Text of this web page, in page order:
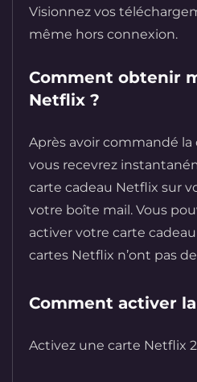
Visionnez vos
même hors connexion.
Comment obtenir
Netflix ?
Après avoir commandé
vous recevrez
carte cadeau Netflix sur
votre boîte mail. Vous
activer votre carte
cartes Netflix n’ont pas
Comment activer
Activez une carte Netflix